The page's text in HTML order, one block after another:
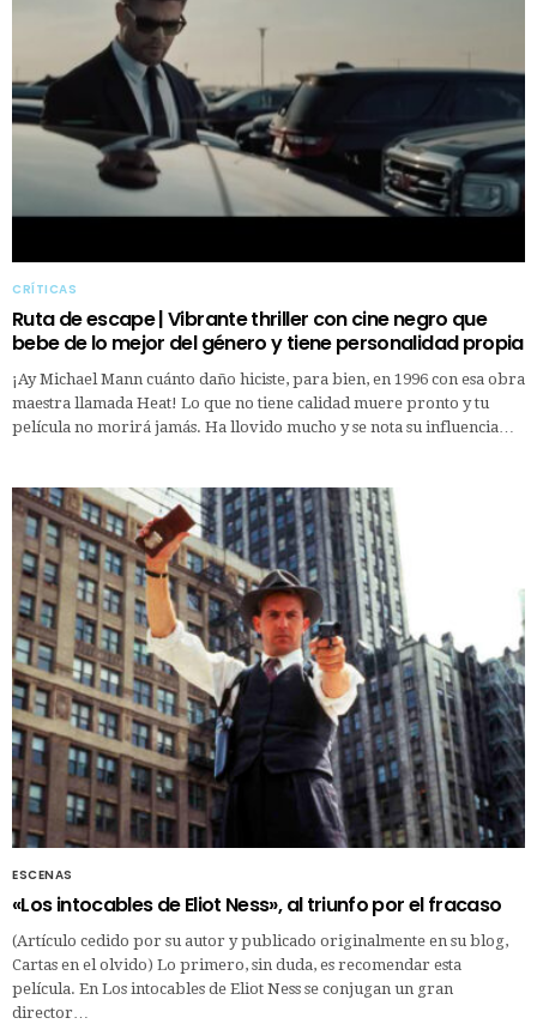
CRÍTICAS
Ruta de escape | Vibrante thriller con cine negro que
bebe de lo mejor del género y tiene personalidad propia
¡Ay Michael Mann cuánto daño hiciste, para bien, en 1996 con esa obra
maestra llamada Heat! Lo que no tiene calidad muere pronto y tu
película no morirá jamás. Ha llovido mucho y se nota su influencia…
ESCENAS
«Los intocables de Eliot Ness», al triunfo por el fracaso
(Artículo cedido por su autor y publicado originalmente en su blog,
Cartas en el olvido) Lo primero, sin duda, es recomendar esta
película. En Los intocables de Eliot Ness se conjugan un gran
director…